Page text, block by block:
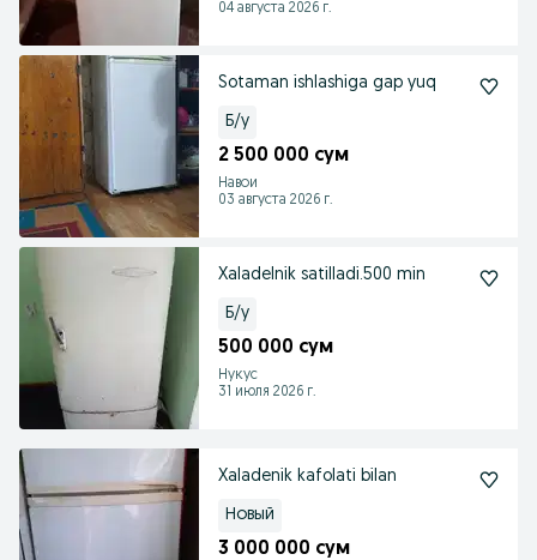
04 августа 2026 г.
Sotaman ishlashiga gap yuq
Б/у
2 500 000 сум
Навои
03 августа 2026 г.
Xaladelnik satilladi.500 min
Б/у
500 000 сум
Нукус
31 июля 2026 г.
Xaladenik kafolati bilan
Новый
3 000 000 сум